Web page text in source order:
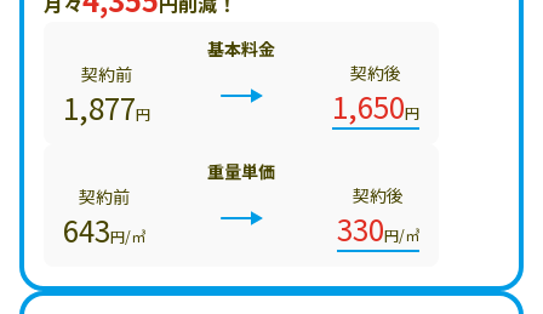
基本料金
契約前
1,877円
契約後
1,650円
重量単価
契約前
643円/㎥
契約後
330円/㎥